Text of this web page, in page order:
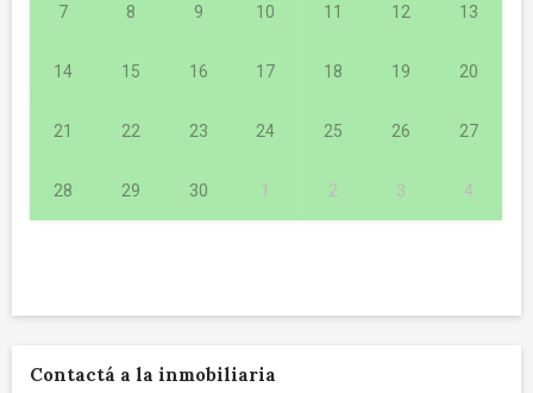
7 8 9 10 11 12 13
14 15 16 17 18 19 20
21 22 23 24 25 26 27
28 29 30 1 2 3 4
Contactá a la inmobiliaria